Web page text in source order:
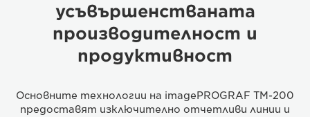
усъвършенстваната
производителност и
продуктивност
Основните технологии на imagePROGRAF TM-200
предоставят изключително отчетливи линии и